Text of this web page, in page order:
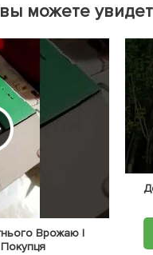
можете
Врожаю |